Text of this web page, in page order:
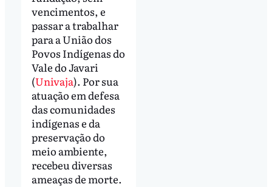
vencimentos, e
passar a trabalhar
para a União dos
Povos Indígenas do
Vale do Javari
(Univaja). Por sua
atuação em defesa
das comunidades
indígenas e da
preservação do
meio ambiente,
recebeu diversas
ameaças de morte.